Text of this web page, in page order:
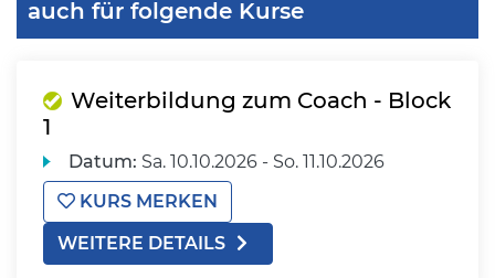
auch für folgende Kurse
Weiterbildung zum Coach - Block
1
Datum: Sa. 10.10.2026 - So. 11.10.2026
KURS MERKEN
WEITERE DETAILS